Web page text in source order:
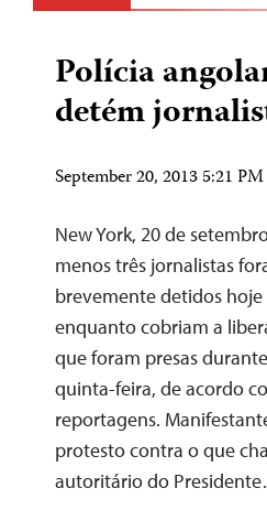
Polícia
detém
September 20, 2013 5:21
New York, 20 de
menos três jornalistas
brevemente detidos
enquanto cobriam a
que foram presas
quinta-feira, de acordo
reportagens.
protesto contra o que
autoritário do